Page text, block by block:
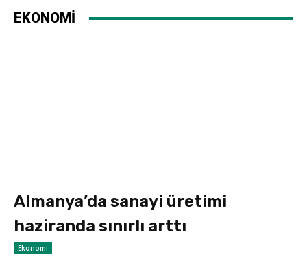
EKONOMİ
Almanya’da sanayi üretimi
haziranda sınırlı arttı
Ekonomi